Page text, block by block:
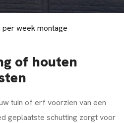
per week montage
of houten
tuin of erf voorzien van een
geplaatste schutting zorgt voor